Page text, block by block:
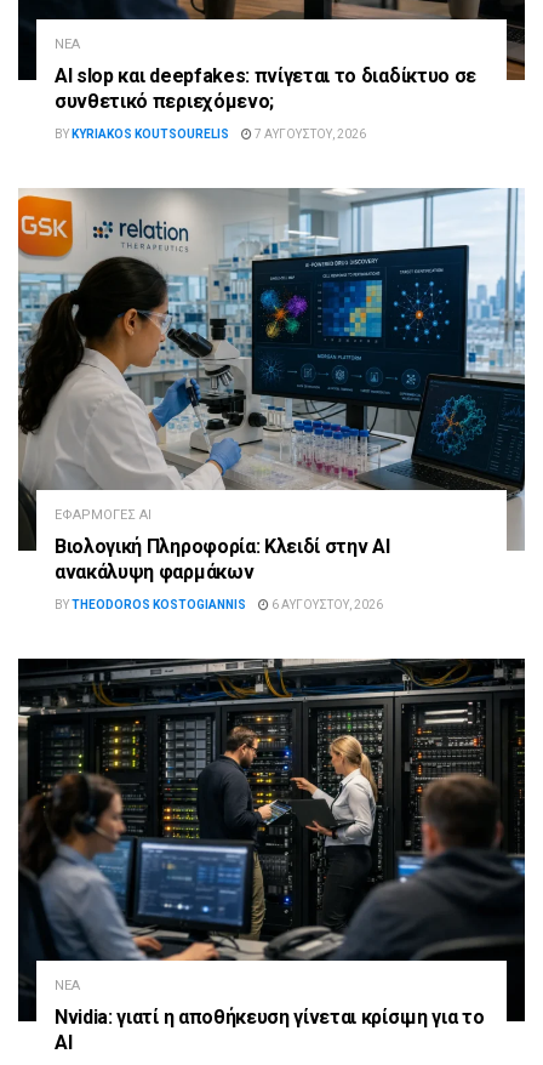
ΝΈΑ
AI slop και deepfakes: πνίγεται το διαδίκτυο σε
συνθετικό περιεχόμενο;
BY KYRIAKOS KOUTSOURELIS 7 ΑΥΓΟΎΣΤΟΥ, 2026
ΕΦΑΡΜΟΓΈΣ AI
Βιολογική Πληροφορία: Κλειδί στην AI
ανακάλυψη φαρμάκων
BYTHEODOROS KOSTOGIANNIS 6 ΑΥΓΟΎΣΤΟΥ, 2026
ΝΈΑ
Nvidia: γιατί η αποθήκευση γίνεται κρίσιμη για το
AI